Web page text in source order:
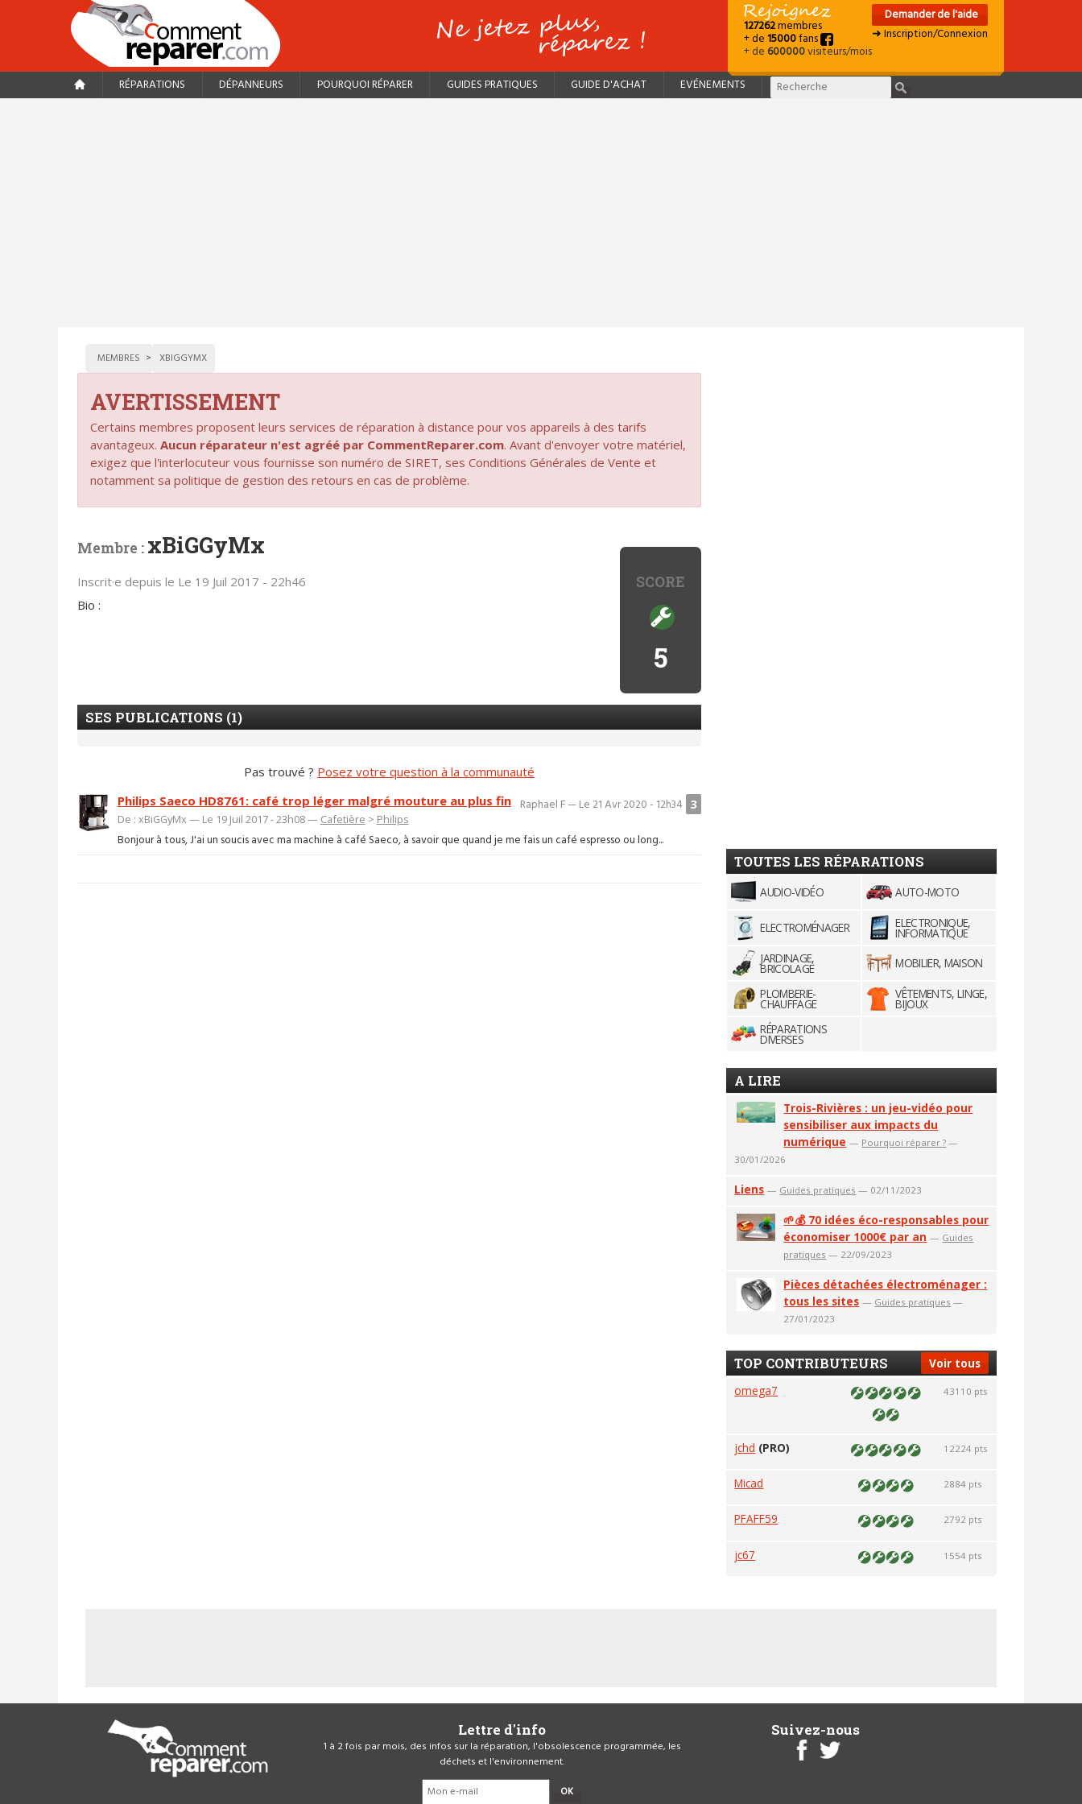
127262membres
+ de15000fans
+ de600000visiteurs/mois
Demander de l'aide
➜ Inscription/Connexion
RÉPARATIONS DÉPANNEURS POURQUOI RÉPARER GUIDES PRATIQUES GUIDE D'ACHAT EVÉNEMENTS
MEMBRES XBIGGYMX
AVERTISSEMENT
Certains membres proposent leurs services de réparation à distance pour vos appareils à des tarifs
avantageux. Aucun réparateur n'est agréé par CommentReparer.com. Avant d'envoyer votre matériel,
exigez que l'interlocuteur vous fournisse son numéro de SIRET, ses Conditions Générales de Vente et
notamment sa politique de gestion des retours en cas de problème.
SCORE
5
Membre : xBiGGyMx
Inscrit·e depuis le Le 19 Juil 2017 - 22h46
Bio :
SES PUBLICATIONS (1)
Pas trouvé ? Posez votre question à la communauté
3
Raphael F — Le 21 Avr 2020 - 12h34
Philips Saeco HD8761: café trop léger malgré mouture au plus fin
De : xBiGGyMx — Le 19 Juil 2017 - 23h08 — Cafetière > Philips
Bonjour à tous, J'ai un soucis avec ma machine à café Saeco, à savoir que quand je me fais un café espresso ou long...
TOUTES LES RÉPARATIONS
AUDIO-VIDÉO AUTO-MOTO
ELECTROMÉNAGER ELECTRONIQUE,
INFORMATIQUE
JARDINAGE,
BRICOLAGE
MOBILIER, MAISON
PLOMBERIE-
CHAUFFAGE
VÊTEMENTS, LINGE,
BIJOUX
RÉPARATIONS
DIVERSES
A LIRE
Trois-Rivières : un jeu-vidéo pour
sensibiliser aux impacts du
numérique — Pourquoi réparer ? —
30/01/2026
Liens — Guides pratiques — 02/11/2023
🌱💰 70 idées éco-responsables pour
économiser 1000€ par an — Guides
pratiques — 22/09/2023
Pièces détachées électroménager :
tous les sites — Guides pratiques —
27/01/2023
Voir tous
TOP CONTRIBUTEURS
omega7 43110 pts
jchd (PRO) 12224 pts
Micad 2884 pts
PFAFF59 2792 pts
jc67 1554 pts
Lettre d'info
1 à 2 fois par mois, des infos sur la réparation, l'obsolescence programmée, les
déchets et l'environnement.
OK
Suivez-nous